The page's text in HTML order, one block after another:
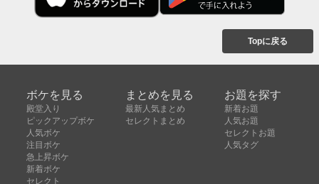
Topに戻る
ボケを見る
殿堂入り
ピックアップボケ
人気ボケ
注目ボケ
急上昇ボケ
新着ボケ
セレクト
まとめを見る
最新人気まとめ
セレクトまとめ
お題を探す
新着お題
人気お題
セレクトお題
人気タグ